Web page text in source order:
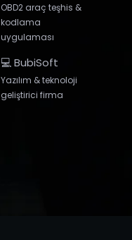
OBD2 araç teşhis &
kodlama
uygulaması
💻 BubiSoft
Yazılım & teknoloji
geliştirici firma